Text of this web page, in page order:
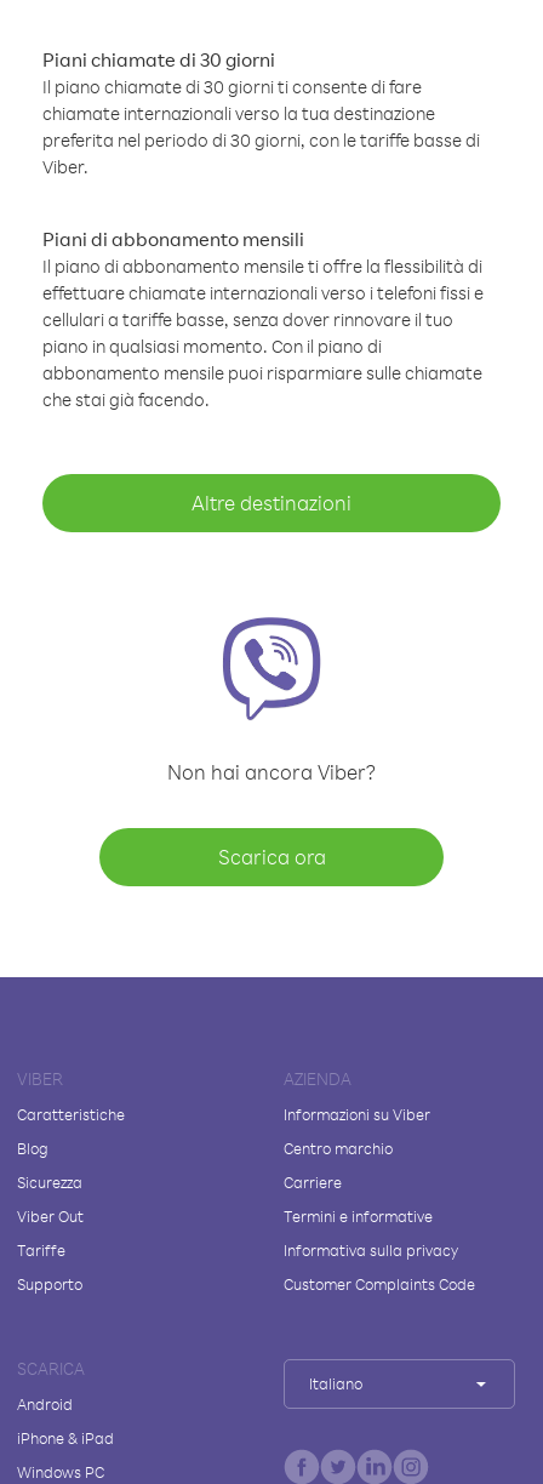
Piani chiamate di 30 giorni
Il piano chiamate di 30 giorni ti consente di fare
chiamate internazionali verso la tua destinazione
preferita nel periodo di 30 giorni, con le tariffe basse di
Viber.
Piani di abbonamento mensili
Il piano di abbonamento mensile ti offre la flessibilità di
effettuare chiamate internazionali verso i telefoni fissi e
cellulari a tariffe basse, senza dover rinnovare il tuo
piano in qualsiasi momento. Con il piano di
abbonamento mensile puoi risparmiare sulle chiamate
che stai già facendo.
Altre destinazioni
Non hai ancora Viber?
Scarica ora
VIBER
Caratteristiche
Blog
Sicurezza
Viber Out
Tariffe
Supporto
AZIENDA
Informazioni su Viber
Centro marchio
Carriere
Termini e informative
Informativa sulla privacy
Customer Complaints Code
SCARICA
Android
iPhone & iPad
Windows PC
Italiano